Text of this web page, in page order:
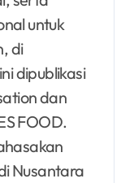
untuk
di
dipublikasi
dan
FOOD.
Nusantara